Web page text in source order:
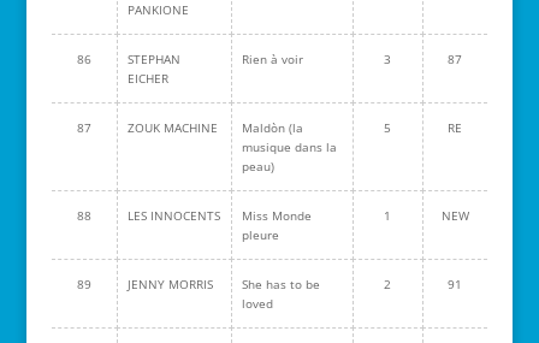
PANKIONE
86
STEPHAN
EICHER
Rien à voir 3 87
87 ZOUK MACHINE
Maldòn (la
musique dans la
peau)
5 RE
88 LES INNOCENTS
Miss Monde
pleure
1 NEW
89 JENNY MORRIS
She has to be
loved
2 91